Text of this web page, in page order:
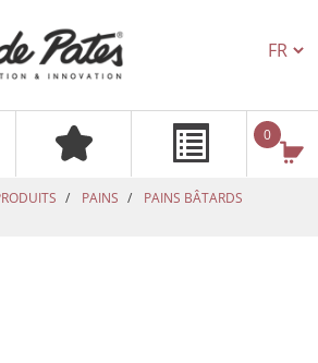
0
PAINS
PAINS BÂTARDS